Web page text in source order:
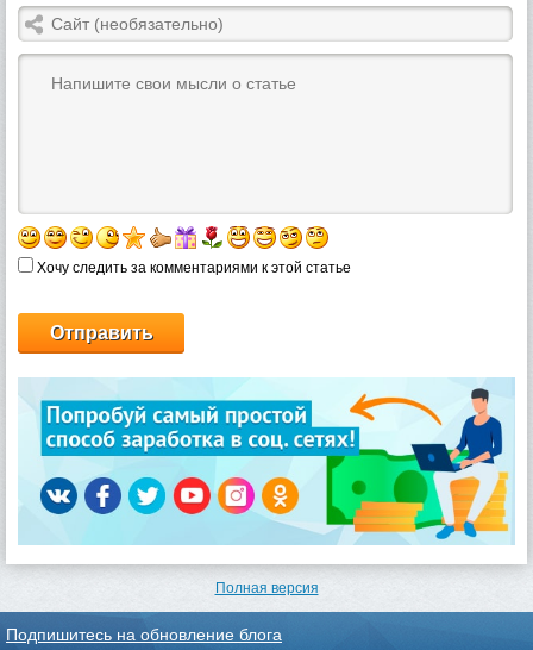
Хочу следить за комментариями к этой статье
Полная версия
Подпишитесь на обновление блога